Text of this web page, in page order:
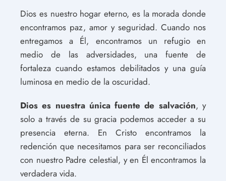
Dios es nuestro hogar eterno, es la morada donde
encontramos paz, amor y seguridad. Cuando nos
entregamos a Él, encontramos un refugio en
medio de las adversidades, una fuente de
fortaleza cuando estamos debilitados y una guía
luminosa en medio de la oscuridad.
Dios es nuestra única fuente de salvación, y
solo a través de su gracia podemos acceder a su
presencia eterna. En Cristo encontramos la
redención que necesitamos para ser reconciliados
con nuestro Padre celestial, y en Él encontramos la
verdadera vida.